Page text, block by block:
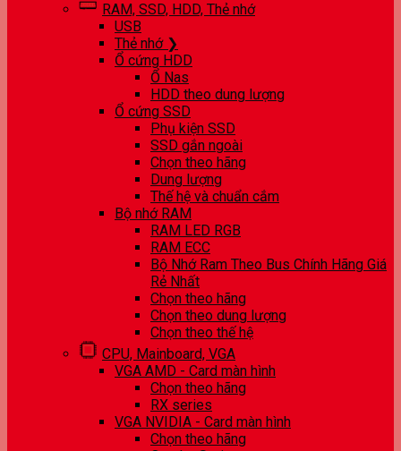
RAM, SSD, HDD, Thẻ nhớ
USB
Thẻ nhớ ❯
Ổ cứng HDD
Ổ Nas
HDD theo dung lượng
Ổ cứng SSD
Phụ kiện SSD
SSD gắn ngoài
Chọn theo hãng
Dung lượng
Thế hệ và chuẩn cắm
Bộ nhớ RAM
RAM LED RGB
RAM ECC
Bộ Nhớ Ram Theo Bus Chính Hãng Giá
Rẻ Nhất
Chọn theo hãng
Chọn theo dung lượng
Chọn theo thế hệ
CPU, Mainboard, VGA
VGA AMD - Card màn hình
Chọn theo hãng
RX series
VGA NVIDIA - Card màn hình
Chọn theo hãng